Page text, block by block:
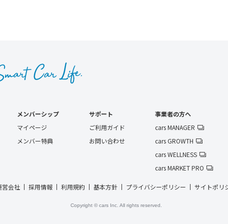
メンバーシップ
マイページ
メンバー特典
サポート
ご利用ガイド
お問い合わせ
事業者の方へ
cars MANAGER
cars GROWTH
cars WELLNESS
cars MARKET PRO
営会社 採用情報 利用規約 基本方針 プライバシーポリシー サイトポリ
Copyright © cars Inc. All rights reserved.